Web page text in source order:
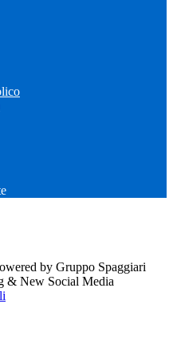
by Gruppo Spaggiari
& New Social Media